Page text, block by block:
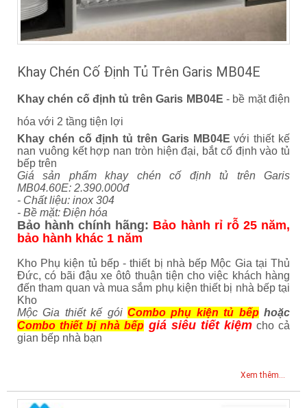
Khay Chén Cố Định Tủ Trên Garis MB04E
Khay chén cố định tủ trên Garis MB04E - bề mặt điện
hóa với 2 tầng tiện lợi
Khay chén cố định tủ trên Garis MB04E với thiết kế
nan vuông kết hợp nan tròn hiện đại, bắt cố định vào tủ
bếp trên
Giá sản phẩm khay chén cố định tủ trên Garis
MB04.60E: 2.390.000đ
- Chất liệu: inox 304
- Bề mặt: Điện hóa
Bảo hành chính hãng: Bảo hành rỉ rỗ 25 năm,
bảo hành khác 1 năm
Kho Phụ kiện tủ bếp - thiết bị nhà bếp Mộc Gia tại Thủ
Đức, có bãi đậu xe ôtô thuận tiện cho việc khách hàng
đến tham quan và mua sắm phụ kiện thiết bị nhà bếp tại
Kho
Mộc Gia thiết kế gói Combo phụ kiện tủ bếphoặc
Combo thiết bị nhà bếp giá siêu tiết kiệm cho cả
gian bếp nhà bạn
Xem thêm...